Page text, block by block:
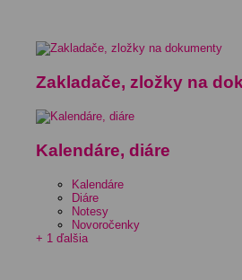
Zakladače, zložky na
Kalendáre, diáre
Kalendáre
Diáre
Notesy
Novoročenky
+ 1 ďalšia